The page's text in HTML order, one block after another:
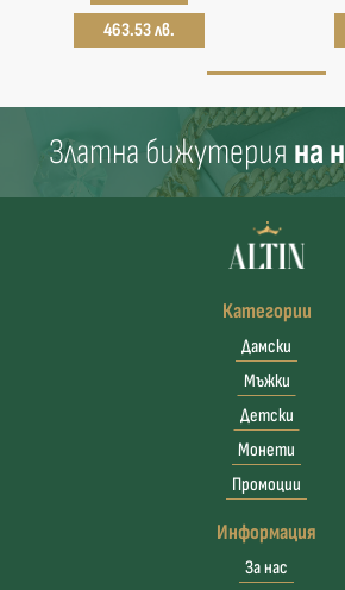
463.53 лв.
Златна бижутерия на
Категории
Дамски
Мъжки
Детски
Монети
Промоции
Информация
За нас